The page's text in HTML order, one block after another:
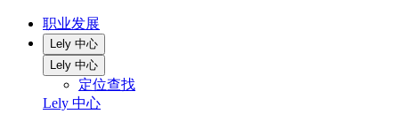
职业发展
Lely 中心
Lely 中心
定位查找
Lely 中心